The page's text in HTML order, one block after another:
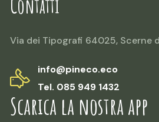
Contatti
Via dei Tipografi 64025, Scerne
info@pineco.eco
Tel. 085 949 1432
Scarica la nostra app